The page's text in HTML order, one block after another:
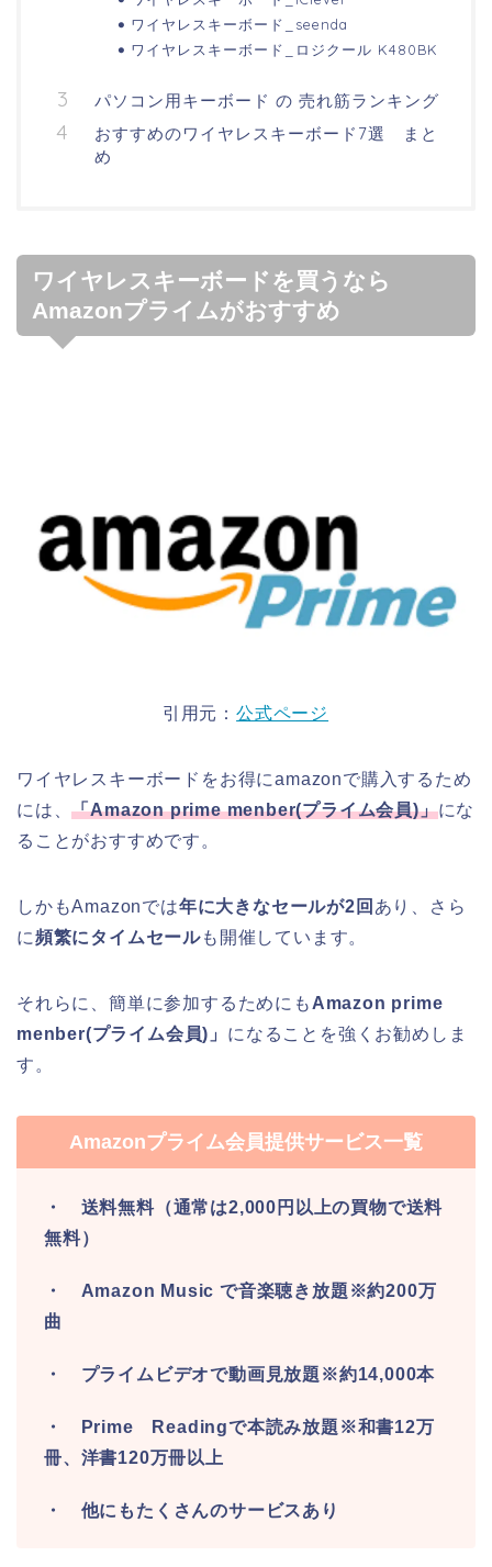
ワイヤレスキーボード_seenda
ワイヤレスキーボード_ロジクール K480BK
パソコン用キーボード の 売れ筋ランキング
おすすめのワイヤレスキーボード7選 まと
め
ワイヤレスキーボードを買うなら
Amazonプライムがおすすめ
引用元：公式ページ
ワイヤレスキーボードをお得にamazonで購入するため
には、「Amazon prime menber(プライム会員)」にな
ることがおすすめです。
しかもAmazonでは年に大きなセールが2回 あり、さら
に頻繁にタイムセールも開催しています。
それらに、簡単に参加するためにも Amazon prime
menber(プライム会員)」 になることを強くお勧めしま
す。
Amazonプライム会員提供サービス一覧
・ 送料無料（通常は2,000円以上の買物で送料
無料）
・ Amazon Music で音楽聴き放題※約200万
曲
・ プライムビデオで動画見放題※約14,000本
・ Prime Readingで本読み放題※和書12万
冊、洋書120万冊以上
・ 他にもたくさんのサービスあり